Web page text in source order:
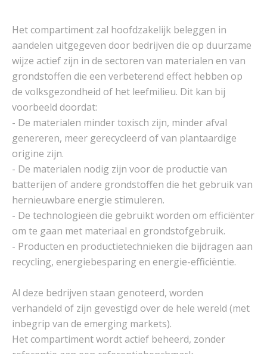
Het compartiment zal hoofdzakelijk beleggen in
aandelen uitgegeven door bedrijven die op duurzame
wijze actief zijn in de sectoren van materialen en van
grondstoffen die een verbeterend effect hebben op
de volksgezondheid of het leefmilieu. Dit kan bij
voorbeeld doordat:
- De materialen minder toxisch zijn, minder afval
genereren, meer gerecycleerd of van plantaardige
origine zijn.
- De materialen nodig zijn voor de productie van
batterijen of andere grondstoffen die het gebruik van
hernieuwbare energie stimuleren.
- De technologieën die gebruikt worden om efficiënter
om te gaan met materiaal en grondstofgebruik.
- Producten en productietechnieken die bijdragen aan
recycling, energiebesparing en energie-efficiëntie.
Al deze bedrijven staan genoteerd, worden
verhandeld of zijn gevestigd over de hele wereld (met
inbegrip van de emerging markets).
Het compartiment wordt actief beheerd, zonder